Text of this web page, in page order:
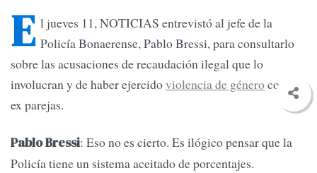
E l jueves 11, NOTICIAS entrevistó al jefe de la
Policía Bonaerense, Pablo Bressi, para consultarlo
sobre las acusaciones de recaudación ilegal que lo
involucran y de haber ejercidoviolencia de génerocon sus
ex parejas.
Pablo Bressi: Eso no es cierto. Es ilógico pensar que la
Policía tiene un sistema aceitado de porcentajes.